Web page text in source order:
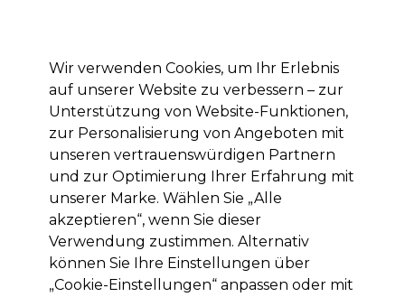
Anmelden
Marken Deals Haare Elektrogeräte Saloneinrichtung
Lieferung und Lieferzeiten
– mehr erfahren
XP100
XP100 Intense Radiance Permanent
Haarfarbe 100ml 1.10
(380)
Wir verwenden Cookies, um Ihr Erlebnis
auf unserer Website zu verbessern – zur
Unterstützung von Website-Funktionen,
zur Personalisierung von Angeboten mit
unseren vertrauenswürdigen Partnern
und zur Optimierung Ihrer Erfahrung mit
unserer Marke. Wählen Sie „Alle
akzeptieren“, wenn Sie dieser
Verwendung zustimmen. Alternativ
können Sie Ihre Einstellungen über
„Cookie-Einstellungen“ anpassen oder mit